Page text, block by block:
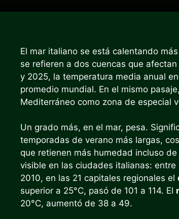
El mar italiano se está calentando
se refieren a dos cuencas que
y 2025, la temperatura media anual
promedio mundial. En el mismo
Mediterráneo como zona de especial
Un grado más, en el mar, pesa.
temporadas de verano más largas,
que retienen más humedad incluso
visible en las ciudades italianas:
2010, en las 21 capitales regionales el
superior a 25°C, pasó de 101 a 114. El
20°C, aumentó de 38 a 49.